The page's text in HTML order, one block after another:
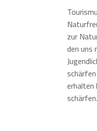
zur
den uns
erhalten
schärfen.